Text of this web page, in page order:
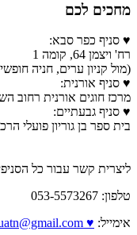
מחכים לכם
♥ סניף כפר סבא:
רח' ויצמן 64, קומה 1
(מול קניון ערים, חניה
♥ סניף אורנית:
מרכז חוגים אורנית רחוב
♥ סניף גבעתיים:
בית ספר בן גוריון פועלי
ליצרית קשר עבור כל
טלפון: 053-5573267
אימייל: ♥ betnuatn@gmail.com